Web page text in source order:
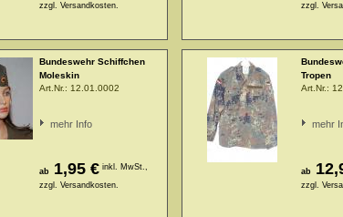
zzgl. Versandkosten.
zzgl.
Bundeswehr Schiffchen
Moleskin
Art.Nr.: 12.01.0002
mehr Info
ab 1,95 € inkl. MwSt.,
zzgl. Versandkosten.
Tropen
Art.Nr.:
mehr
ab
zzgl.